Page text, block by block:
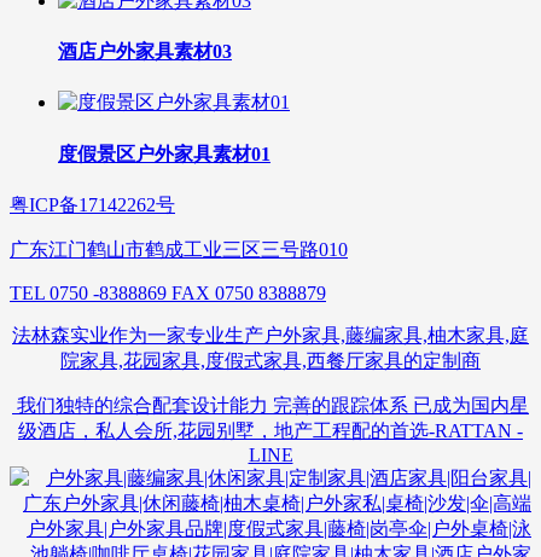
酒店户外家具素材03
度假景区户外家具素材01
粤ICP备17142262号
广东江门鹤山市鹤成工业三区三号路010
TEL 0750 -8388869 FAX 0750 8388879
法林森实业作为一家专业生产户外家具,藤编家具,柚木家具,庭
院家具,花园家具,度假式家具,西餐厅家具的定制商
我们独特的综合配套设计能力 完善的跟踪体系 已成为国内星
级酒店，私人会所,花园别墅，地产工程配的首选-RATTAN -
LINE